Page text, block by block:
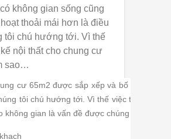
không gian sống cũng
thoải mái hơn là điều
tôi chú hướng tới. Vì thế
nội thất cho chung cư
sao…
cư 65m2 được sắp xếp và bố trí một
tôi chú hướng tới. Vì thế việc thiết kế
không gian là vấn đề được chúng tôi đặt lên